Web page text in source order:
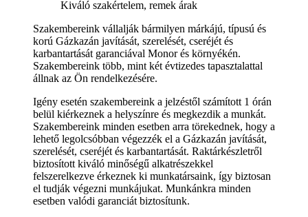
Kiváló szakértelem, remek árak
Szakembereink vállalják bármilyen márkájú, típusú és
korú Gázkazán javítását, szerelését, cseréjét és
karbantartását garanciával Monor és környékén.
Szakembereink több, mint két évtizedes tapasztalattal
állnak az Ön rendelkezésére.
Igény esetén szakembereink a jelzéstől számított 1 órán
belül kiérkeznek a helyszínre és megkezdik a munkát.
Szakembereink minden esetben arra törekednek, hogy a
lehető legolcsóbban végezzék el a Gázkazán javítását,
szerelését, cseréjét és karbantartását. Raktárkészletről
biztosított kiváló minőségű alkatrészekkel
felszerelkezve érkeznek ki munkatársaink, így biztosan
el tudják végezni munkájukat. Munkánkra minden
esetben valódi garanciát biztosítunk.